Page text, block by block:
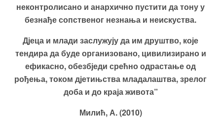
неконтролисано и анархично пустити да тону у
безнађе сопственог незнања и неискуства.
Дјеца и млади заслужују да им друштво, које
тендира да буде организовано, цивилизирано и
ефикасно, обезбједи срећно одрастање од
рођења, током дјетињства младалаштва, зрелог
доба и до краја живота”
Милић, А. (2010)